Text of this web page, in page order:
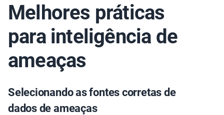
Melhores práticas
para inteligência de
ameaças
Selecionando as fontes corretas de
dados de ameaças